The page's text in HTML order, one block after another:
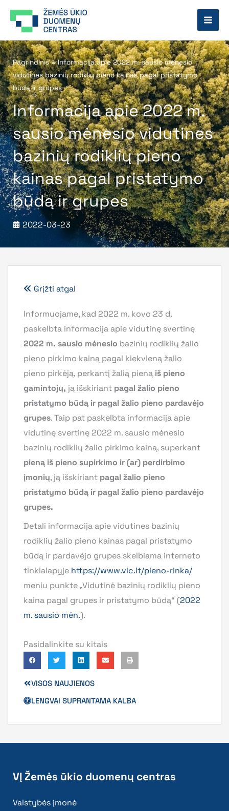
prie
Pagrindinis»Informacija apie 2022 m. sausio mėnesio
vidutines bazinių rodiklių pieno kainas pagal pristatymo
būdą ir grupes
Informacija apie 2022 m.
sausio mėnesio vidutines
bazinių rodiklių pieno
kainas pagal pristatymo
būdą ir grupes
2022-03-23
Grįžti atgal
Informuojame, kad 2022 m. kovo 23 d.
paskelbta informacija apie vidutinę svertinę
2022 m. sausio mėnesio bazinių rodiklių žalio
pieno pirkimo kainą pagal kiekvieną žalio
pieno pirkėją, perkantį žalią pieną iš pieno
gamintojų, ją išskiriant pagal žalio pieno
pristatymo būdą ir pagal žalio pieno pardavėjo
grupes. Taip pat paskelbta informacija apie
vidutinę svertinę 2022 m. sausio mėnesio
bazinių rodiklių žalio pirkimo kainą, superkant
pieną iš pieno supirkimo ir (ar) perdirbimo
įmonių, ją išskiriant pagal žalio pieno
pristatymo būdą ir pagal žalio pieno pardavėjo
grupes.
Detali informacija apie vidutines bazinių
rodiklių žalio pieno kainas pagal pristatymo
būdą ir pardavėjo grupes skelbiama interneto
tinklalapyje https://www.vic.lt/pieno-rinka/
meniu punkte „Vidutinė bazinių rodiklių pieno
kaina pagal grupes ir pristatymo būdą“ (2022
m. sausio mėn.).
Pasidalinkite su kitais
VISOS NAUJIENOS
LENGVAI SUPRANTAMA KALBA
VĮ Žemės ūkio duomenų centras
Valstybės įmonė